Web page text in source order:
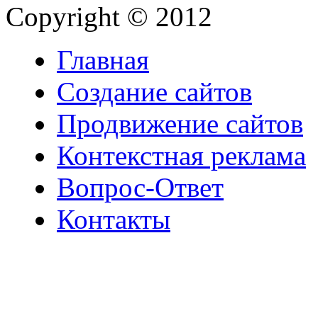
Copyright © 2012
Главная
Создание сайтов
Продвижение сайтов
Контекстная реклама
Вопрос-Ответ
Контакты